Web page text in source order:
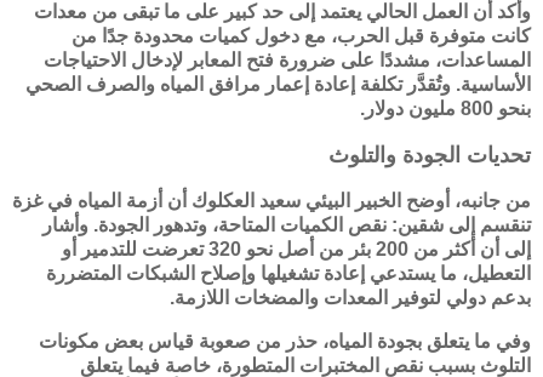
وأكد أن العمل الحالي يعتمد إلى حد كبير على ما تبقى من معدات
كانت متوفرة قبل الحرب، مع دخول كميات محدودة جدًا من
المساعدات، مشددًا على ضرورة فتح المعابر لإدخال الاحتياجات
الأساسية. وتُقدَّر تكلفة إعادة إعمار مرافق المياه والصرف الصحي
بنحو 800 مليون دولار.
تحديات الجودة والتلوث
من جانبه، أوضح الخبير البيئي سعيد العكلوك أن أزمة المياه في غزة
تنقسم إلى شقين: نقص الكميات المتاحة، وتدهور الجودة. وأشار
إلى أن أكثر من 200 بئر من أصل نحو 320 تعرضت للتدمير أو
التعطيل، ما يستدعي إعادة تشغيلها وإصلاح الشبكات المتضررة
بدعم دولي لتوفير المعدات والمضخات اللازمة.
وفي ما يتعلق بجودة المياه، حذر من صعوبة قياس بعض مكونات
التلوث بسبب نقص المختبرات المتطورة، خاصة فيما يتعلق